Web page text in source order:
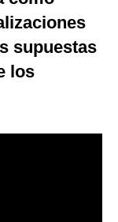
supuestas
los